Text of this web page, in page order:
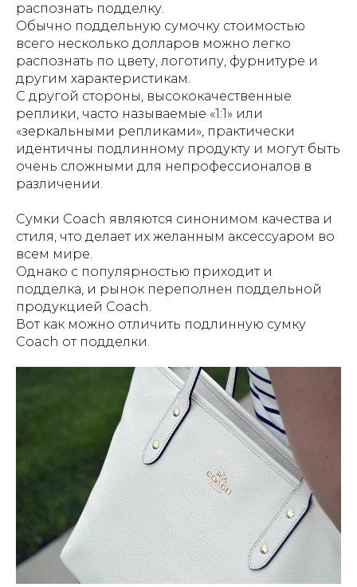
распознать подделку.
Обычно поддельную сумочку стоимостью
всего несколько долларов можно легко
распознать по цвету, логотипу, фурнитуре и
другим характеристикам.
С другой стороны, высококачественные
реплики, часто называемые «1:1» или
«зеркальными репликами», практически
идентичны подлинному продукту и могут быть
очень сложными для непрофессионалов в
различении.
Сумки Coach являются синонимом качества и
стиля, что делает их желанным аксессуаром во
всем мире.
Однако с популярностью приходит и
подделка, и рынок переполнен поддельной
продукцией Coach.
Вот как можно отличить подлинную сумку
Coach от подделки.